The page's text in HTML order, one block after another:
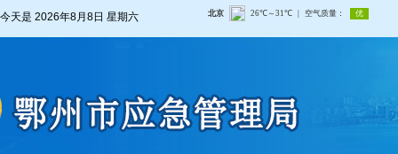
今天是 2026年8月8日 星期六